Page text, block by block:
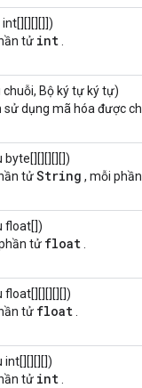
int[][][][]])
tử int
chuỗi, Bộ ký tự ký tự)
sử dụng mã hóa được
byte[][][][][])
tửString , mỗi
float[])
tử float
float[][][][][])
tử float
int[][][][])
tử int